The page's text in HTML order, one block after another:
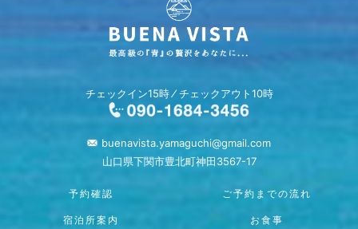
チェックイン15時 ⁄ チェックアウト10時
buenavista.yamaguchi@gmail.com
山口県下関市豊北町神田3567-17
予約確認 ご予約までの流れ
宿泊所案内 お食事